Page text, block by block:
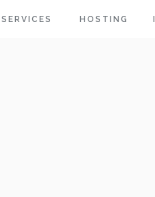
SERVICES HOSTING